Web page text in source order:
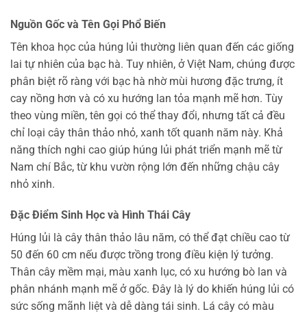
Nguồn Gốc và Tên Gọi Phổ Biến
Tên khoa học của húng lủi thường liên quan đến các giống
lai tự nhiên của bạc hà. Tuy nhiên, ở Việt Nam, chúng được
phân biệt rõ ràng với bạc hà nhờ mùi hương đặc trưng, ít
cay nồng hơn và có xu hướng lan tỏa mạnh mẽ hơn. Tùy
theo vùng miền, tên gọi có thể thay đổi, nhưng tất cả đều
chỉ loại cây thân thảo nhỏ, xanh tốt quanh năm này. Khả
năng thích nghi cao giúp húng lủi phát triển mạnh mẽ từ
Nam chí Bắc, từ khu vườn rộng lớn đến những chậu cây
nhỏ xinh.
Đặc Điểm Sinh Học và Hình Thái Cây
Húng lủi là cây thân thảo lâu năm, có thể đạt chiều cao từ
50 đến 60 cm nếu được trồng trong điều kiện lý tưởng.
Thân cây mềm mại, màu xanh lục, có xu hướng bò lan và
phân nhánh mạnh mẽ ở gốc. Đây là lý do khiến húng lủi có
sức sống mãnh liệt và dễ dàng tái sinh. Lá cây có màu